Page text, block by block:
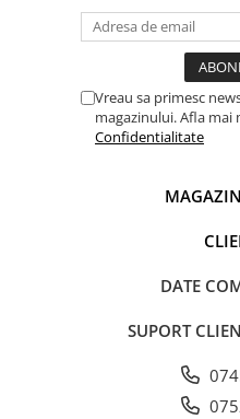
Vreau sa primesc
magazinului. Afla mai
Confidentialitate
DATE
SUPORT